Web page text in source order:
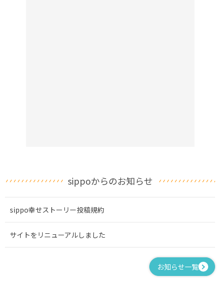
sippoからのお知らせ
sippo幸せストーリー投稿規約
サイトをリニューアルしました
お知らせ一覧